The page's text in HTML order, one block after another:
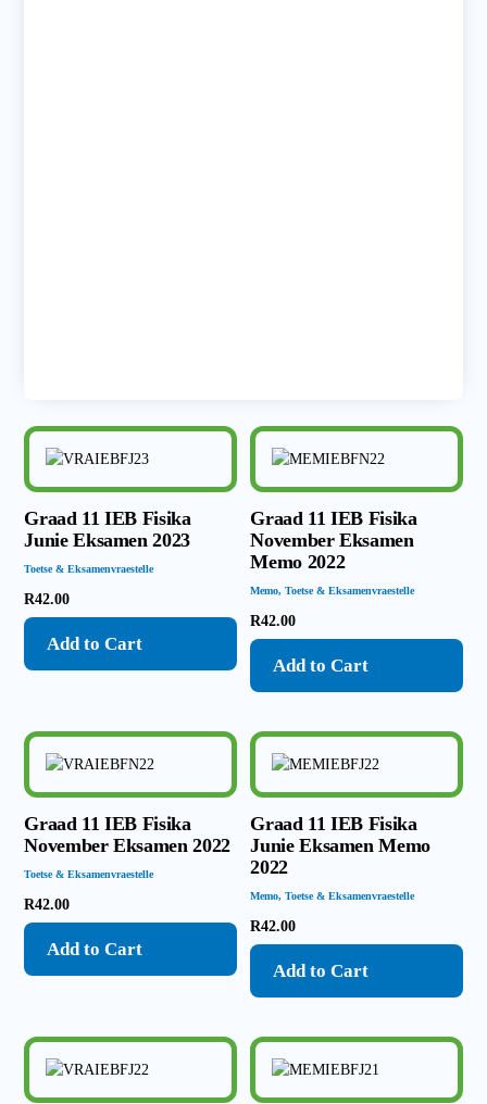
Graad 11 IEB Fisika
Junie Eksamen 2023
Toetse & Eksamenvraestelle
R42.00
Add to Cart
Graad 11 IEB Fisika
November Eksamen
Memo 2022
Memo,Toetse & Eksamenvraestelle
R42.00
Add to Cart
Graad 11 IEB Fisika
November Eksamen 2022
Toetse & Eksamenvraestelle
R42.00
Add to Cart
Graad 11 IEB Fisika
Junie Eksamen Memo
2022
Memo,Toetse & Eksamenvraestelle
R42.00
Add to Cart